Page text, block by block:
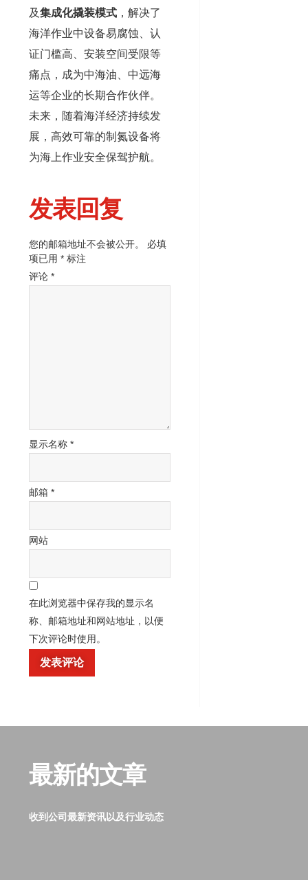
及集成化撬装模式 ，解决了
海洋作业中设备易腐蚀、认
证门槛高、安装空间受限等
痛点，成为中海油、中远海
运等企业的长期合作伙伴。
未来，随着海洋经济持续发
展，高效可靠的制氮设备将
为海上作业安全保驾护航。
发表回复
您的邮箱地址不会被公开。
必填
项已用 * 标注
评论 *
显示名称 *
邮箱 *
网站
在此浏览器中保存我的显示名
称、邮箱地址和网站地址，以便
下次评论时使用。
最新的文章
收到公司最新资讯以及行业动态